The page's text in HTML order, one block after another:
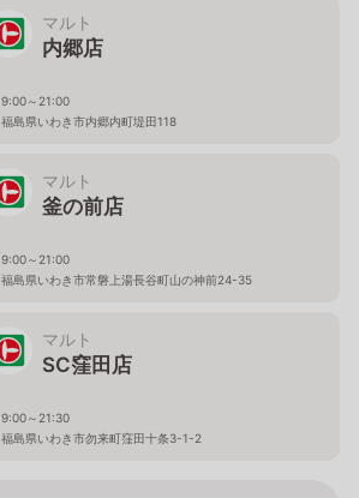
マルト
内郷店
9:00～21:00
福島県いわき市内郷内町堤田118
マルト
釜の前店
9:00～21:00
福島県いわき市常磐上湯長谷町山の神前24-35
マルト
SC窪田店
9:00～21:30
福島県いわき市勿来町窪田十条3-1-2